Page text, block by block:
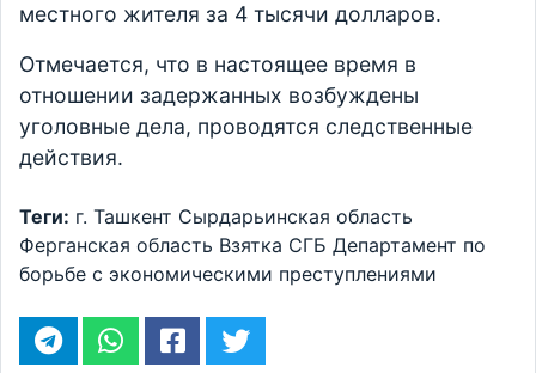
местного жителя за 4 тысячи долларов.
Отмечается, что в настоящее время в
отношении задержанных возбуждены
уголовные дела, проводятся следственные
действия.
Теги: г. Ташкент Сырдарьинская область
Ферганская область Взятка СГБ Департамент по
борьбе с экономическими преступлениями